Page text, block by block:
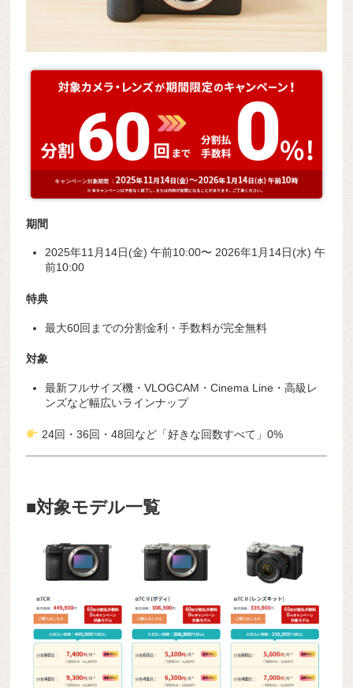
期間
2025年11月14日(金) 午前10:00〜 2026年1月14日(水) 午
前10:00
特典
最大60回までの分割金利・手数料が完全無料
対象
最新フルサイズ機・VLOGCAM・Cinema Line・高級レ
ンズなど幅広いラインナップ
24回・36回・48回など「好きな回数すべて」0%
■対象モデル一覧